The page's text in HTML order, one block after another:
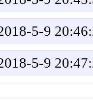
5-9
5-9